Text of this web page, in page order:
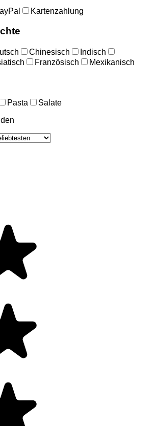
Kartenzahlung
Chinesisch
Indisch
Französisch Mexikanisch
Pasta
Salate